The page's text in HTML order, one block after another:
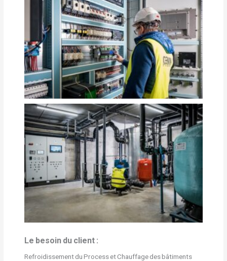
Le besoindu client :
Refroidissement du Process et Chauffage des bâtiments